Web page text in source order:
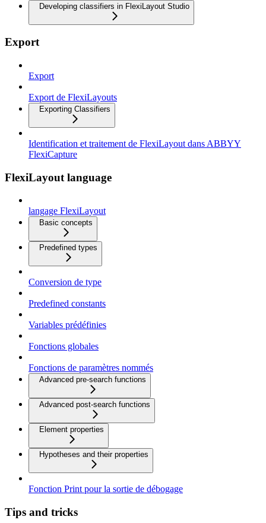
Developing classifiers in FlexiLayout Studio
Export
Export
Export de FlexiLayouts
Exporting Classifiers
Identification et traitement de FlexiLayout dans ABBYY
FlexiCapture
FlexiLayout language
langage FlexiLayout
Basic concepts
Predefined types
Conversion de type
Predefined constants
Variables prédéfinies
Fonctions globales
Fonctions de paramètres nommés
Advanced pre-search functions
Advanced post-search functions
Element properties
Hypotheses and their properties
Fonction Print pour la sortie de débogage
Tips and tricks